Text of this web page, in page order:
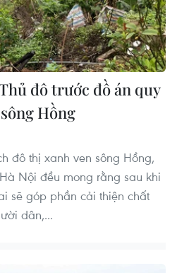
đô trước đồ án quy
Hồng
đô thị xanh ven sông Hồng,
Nội đều mong rằng sau khi
sẽ góp phần cải thiện chất
dân,...